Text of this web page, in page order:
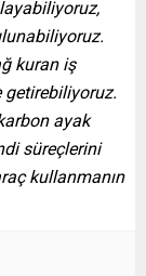
kuran iş
getirebiliyoruz.
ayak
süreçlerini
kullanmanın